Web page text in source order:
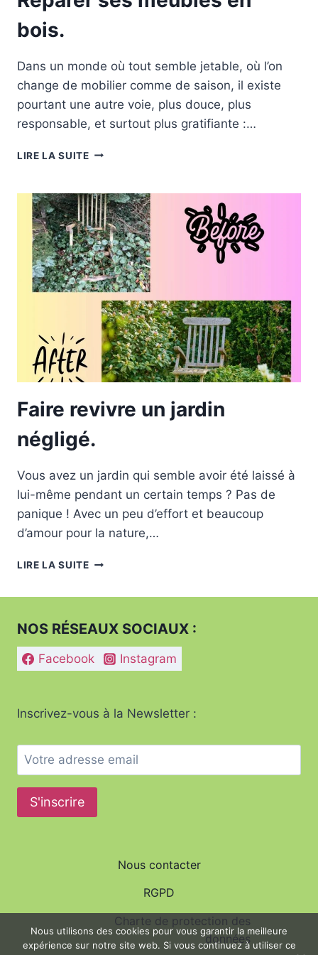
bois.
Dans un monde où tout semble jetable, où l’on
change de mobilier comme de saison, il existe
pourtant une autre voie, plus douce, plus
responsable, et surtout plus gratifiante :…
LIRE LA SUITERÉPARER
EN
BOIS.
Faire revivre un jardin
négligé.
Vous avez un jardin qui semble avoir été laissé à
lui-même pendant un certain temps ? Pas de
panique ! Avec un peu d’effort et beaucoup
d’amour pour la nature,…
LIRE LA SUITEFAIRE
NÉGLIGÉ.
NOS RÉSEAUX SOCIAUX :
Facebook Instagram
Inscrivez-vous à la Newsletter :
Nous contacter
RGPD
Charte de protection des
données
Nous utilisons des cookies pour vous garantir la meilleure
expérience sur notre site web. Si vous continuez à utiliser ce